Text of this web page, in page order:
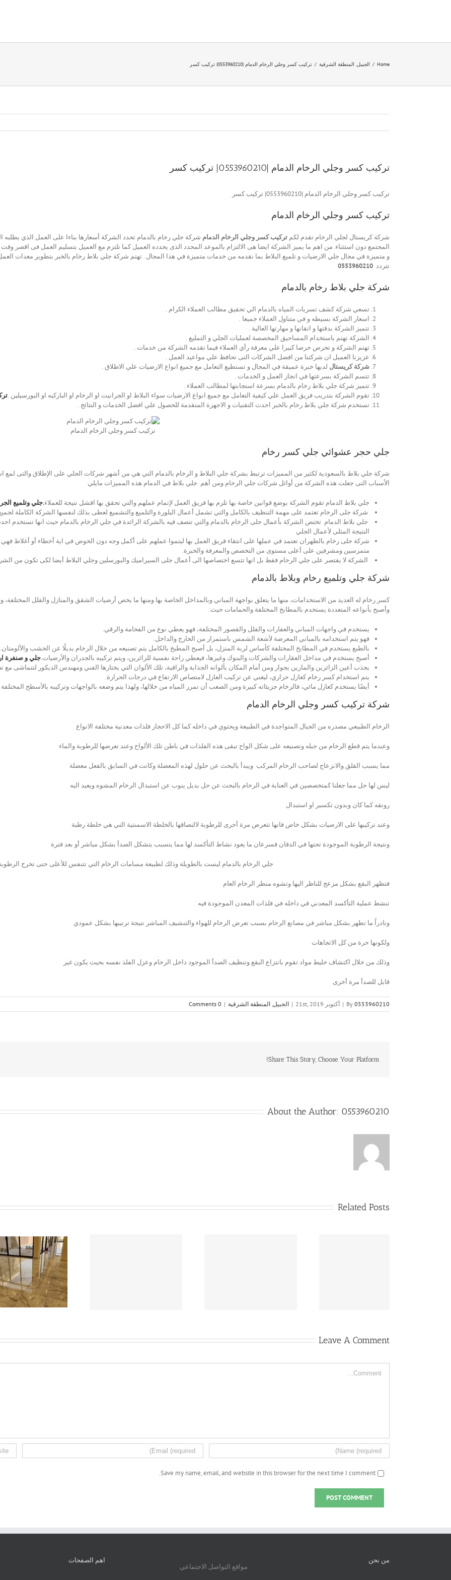
Home
/ الجبيل, المنطقة الشرقية / تركيب كسر وجلي الرخام الدمام |0553960210| تركيب كسر
تركيب كسر وجلي الرخام الدمام |0553960210| تركيب كسر
تركيب كسر وجلي الرخام الدمام |0553960210| تركيب كسر
تركيب كسر وجلي الرخام الدمام
شركة كريستال لجلي الرخام تقدم لكم تركيب كسر وجلي الرخام الدمام شركة جلي رخام بالدمام تحدد الشركة أسعارها بناءا على العمل الذي يطلبه
المجتمع دون استثناء. من اهم ما يميز الشركة ايضا هى الالتزام بالموعد المحدد الذى يحدده العميل كما تلتزم مع العميل بتسليم العمل فى اقصر
و متميزة في مجال جلي الارضيات و تلميع البلاط بما نقدمه من خدمات متميزة في هذا المجال . تهتم شركة جلي بلاط رخام بالخبر بتطوير معدات
تتردد 0553960210
شركة جلي بلاط رخام بالدمام
تسعي شركة كشف تسربات المياه بالدمام الي تحقيق مطالب العملاء الكرام .
اسعار الشركة بسيطه و في متناول العملاء جميعا .
تتميز الشركة بدقتها و اتقانها و مهارتها العالية .
الشركة تهتم باستخدام المساحيق المخصصة لعمليات الجلي و التمليع .
تهتم الشركة و تحرص حرصا كبيرا علي معرفة رأي العملاء فيما تقدمه الشركة من خدمات .
عزيزنا العميل ان شركتنا من افضل الشركات التى تحافظ علي مواعيد العمل .
شركة كريستال لديها خبرة عميقة في المجال و تستطيع التعامل مع جميع انواع الارضيات علي الاطلاق .
تتسم الشركة بسرعتها في انجاز العمل و الخدمات .
تتميز شركة جلي بلاط رخام بالدمام بسرعة استجابتها لمطالب العملاء .
تقوم الشركة بتدريب فريق العمل علي كيفية التعامل مع جميع انواع الارضيات سواء البلاط او الجرانيت او الرخام او الباركيه او البورسيلين .
تستخدم شركة جلي بلاط رخام بالخبر احدث التقنيات و الاجهزة المتقدمة للحصول علي افضل الخدمات و النتائج .
تركيب كسر وجلي الرخام الدمام
جلي حجر عشوائي جلي كسر رخام
شركة جلي بلاط بالسعودية لكثير من المميزات ترتبط بشركة جلي البلاط و الرخام بالدمام التي هي من أشهر شركات الجلي على الإطلاق والتى لمع
الأسباب التى جعلت هذه الشركة من أوائل شركات جلي الرخام ومن أهم جلي بلاط في الدمام هذه المميزات مايلي
جلي بلاط الدمام تقوم الشركة بوضع قوانين خاصة بها تلزم بها فريق العمل لإتمام عملهم والتي تحقق بها افشل نتيجة للعملاء.جلي وتلميع
شركة جلى الرخام تعتمد على مهمة التنظيف بالكامل والتي تشمل أعمال البلورة والتلميع والتشميع لعطى بذلك لنفسها الشركة الكاملة
جلي بلاط الدمام تختص الشركة بأعمال جلى الرخام بالدمام والتي تتصف فيه بالشركة الرائدة في جلي الرخام بالدمام حيث انها تستخدم
النتيجة المثلى لأعمال الجلي
شركة جلى رخام بالظهران تعتمد في عملها على انتقاء فريق العمل بها ليتموا عملهم على أكمل وجه دون الخوض في اية أخطاء أو أغلاط
متمرسين ومشرفين على أعلى مستوى من التخصص والمعرفة والخبرة.
الشركة لا يقتصر على جلي الرخام فقط بل انها تتسع اختصاصها الى أعمال جلى السيراميك والبورسلين وجلي البلاط أيضا لكى تكون من
شركة جلي وتلميع رخام وبلاط بالدمام
كسر رخام له العديد من الاستخدامات، منها ما يتعلق بواجهة المباني وبالمداخل الخاصة بها ومنها ما يخص أرضيات الشقق والمنازل والفلل
وأصبح بأنواعه المتعددة يستخدم بالمطابخ المختلفة والحمامات حيث:
يستخدم في واجهات المباني والعقارات والفلل والقصور المختلفة، فهو يعطي نوع من الفخامة والرقي.
فهو يتم استخدامه بالمباني المعرضة لأشعة الشمس باستمرار من الخارج والداخل.
بالطبع يستخدم في المطابخ المختلفة كأساس لربة المنزل، بل أصبح المطبخ بالكامل يتم تصنيعه من خلال الرخام بديلًا عن الخشب والألومتان.
أصبح يستخدم في مداخل العقارات والشركات والبنوك وغيرها، فيعطي راحة نفسية للزائرين، ويتم تركيبه بالجدران والأرضيات.جلي و صنفرة
يجذب أعين الزائرين والمارين بجوار ومن أمام المكان بألوانه الجذابة والراقية، تلك الألوان التي يختارها الفني ومهندس الديكور لتتماشى
يتم استخدام كسر رخام كعازل حراري، ليغني عن تركيب العازل لامتصاص الارتفاع في درجات الحرارة.
أيضًا يستخدم كعازل مائي، فالرخام جزيئاته كبيرة ومن الصعب أن تمرر المياه من خلالها، ولهذا يتم وضعه بالواجهات وتركيبه بالأسطح
شركة تركيب كسر وجلي الرخام الدمام
الرخام الطبيعي مصدره من الجبال المتواجدة في الطبيعة ويحتوي في داخله كما كل الاحجار فلذات معدنية مختلفة الانواع
وعندما يتم قطع الرخام من جبله وتصنيعه على شكل الواح تبقى هذه الفلذات في باطن تلك الألواح وعند تعرضها للرطوبة والماء
مما يسبب القلق والانزعاج لصاحب الرخام المركب ويبدأ بالبحث عن حلول لهذه المعضلة وكانت في السابق بالفعل معضلة
ليس لها حل مما جعلنا كمتخصصين في العناية في الرخام بالبحث عن حل بديل ينوب عن استبدال الرخام المشوه ويعيد اليه
رونقه كما كان وبدون تكسير او استبدال
وعند تركيبها على الارضيات بشكل خاص فانها تتعرض مرة أخرى للرطوبة لالتصاقها بالخلطة الاسمنتية التي هي خلطة رطبة
ونتيجة الرطوبة الموجودة تحتها في الدفان فسرعان ما يعود نشاط التأكسد لها مما يتسبب بتشكل الصدأ بشكل مباشر أو بعد فترة
جلي الرخام بالدمام ليست بالطويلة وذلك لطبيعة مسامات الرخام التي تتنفس للأعلى حتى تخرج الرطوبة
فتظهر البقع بشكل مزعج للناظر اليها وتشوه منظر الرخام العام
تنشط عملية التأكسد المعدني في داخله في فلذات المعدن الموجودة فيه
ونادراً ما تظهر بشكل مباشر في مصانع الرخام بسبب تعرض الرخام للهواء والتنشيف المباشر نتيجة ترتيبها بشكل عمودي
ولكونها حرة من كل الاتجاهات
وذلك من خلال اكتشاف خليط مواد تقوم بانتزاع البقع وتنظيف الصدأ الموجود داخل الرخام وعزل الفلذ نفسه بحيث يكون غير
قابل للصدأ مرة أخرى
By 0553960210
| أكتوبر 21st, 2019 | الجبيل المنطقة الشرقية |
0 Comments
Share This Story, Choose Your Platform!
About the Author: 0553960210
Related Posts
شركة تلميع رخام بالخبر
Leave A Comment
Save my name, email, and website in this browser for the next time I comment.
من نحن
مواقع التواصل الاجتماعي
اهم الصفحات